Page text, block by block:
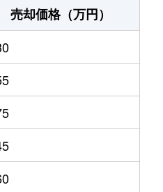
売却価格（万円）